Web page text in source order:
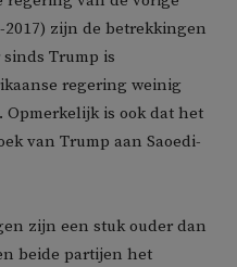
2017) zijn de betrekkingen
Trump is
regering weinig
is ook dat het
van Trump aan Saoedi-
zijn een stuk ouder dan
beide partijen het